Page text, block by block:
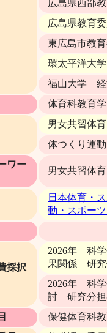
広島県西部
広島県教育
東広島市教
環太平洋大
福山大学 経
体育科教育
男女共習体
体つくり運
ワー
男女共習体
日本体育・
動・スポー
採択
2026年 科学
果関係 研究
2026年 科学
討 研究分
保健体育科